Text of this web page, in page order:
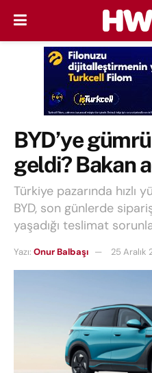
BYD’ye
geldi? Bakan
Türkiye pazarında hızlı
BYD, son günlerde
yaşadığı teslimat
Yazı: Onur Balbaşı 25 Aralık